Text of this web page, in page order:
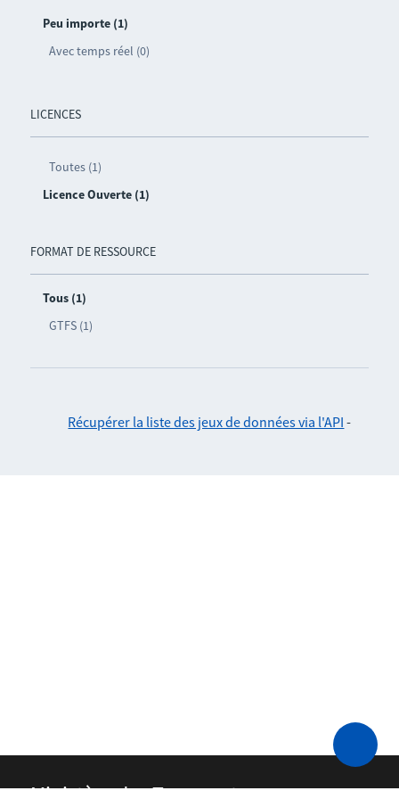
Peu importe (1)
Avec temps réel (0)
LICENCES
Toutes (1)
Licence Ouverte (1)
FORMAT DE RESSOURCE
Tous (1)
GTFS (1)
Récupérer la liste des jeux de données via l'API -